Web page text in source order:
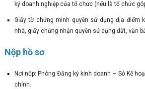
ký doanh nghiệp của tổ chức (nếu là tổ chức
Giấy tờ chứng minh quyền sử dụng địa điểm
nhà, giấy chứng nhận quyền sử dụng đất, văn
Nộp hồ sơ
Nơi nộp: Phòng Đăng ký kinh doanh – Sở Kế
chính.